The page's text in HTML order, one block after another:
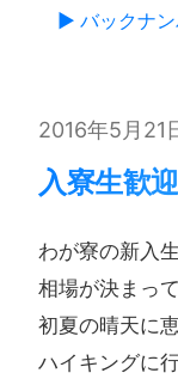
▶ バックナ
2016年5月
入寮生歓
わが​寮の​新入
相場が​決まって
初夏の​晴天に​
ハイキングに​